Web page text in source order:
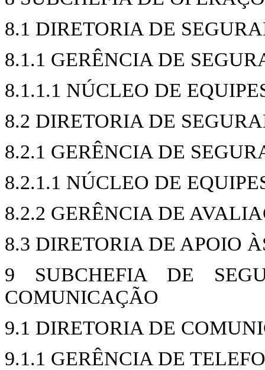
8.1 DIRETORIA DE
8.1.1 GERÊNCIA DE
8.1.1.1 NÚCLEO DE
8.2 DIRETORIA DE
8.2.1 GERÊNCIA DE
8.2.1.1 NÚCLEO DE
8.2.2 GERÊNCIA DE
8.3 DIRETORIA DE APOIO
9 SUBCHEFIA DE
COMUNICAÇÃO
9.1 DIRETORIA DE
9.1.1 GERÊNCIA DE